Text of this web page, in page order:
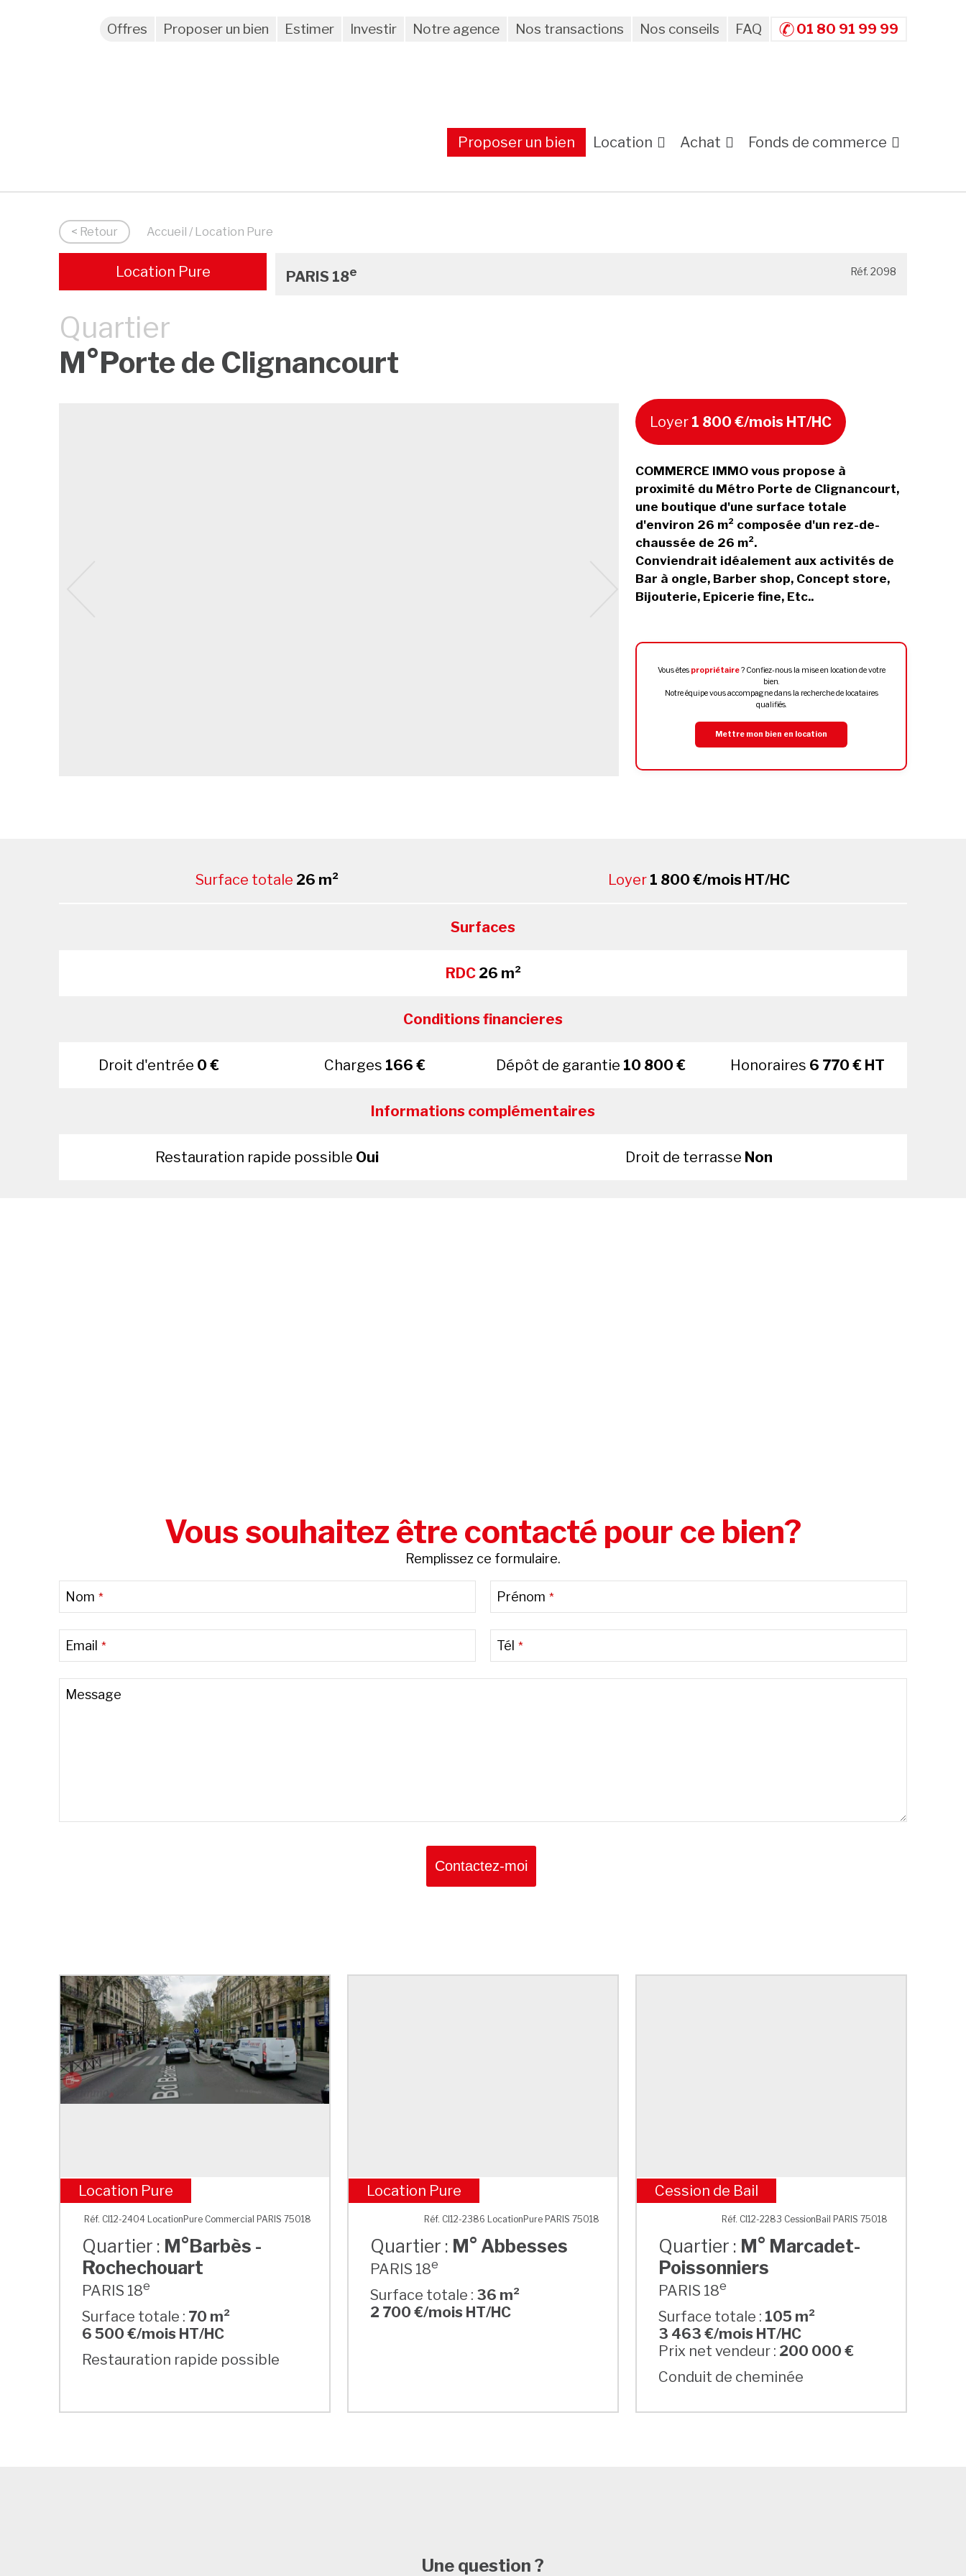
Offres Proposer un bien Estimer Investir Notre agence Nos transactions Nos conseils FAQ 01 80 91 99 99
Proposer un bien Location Achat Fonds de commerce
< Retour Accueil / Location Pure
Location Pure PARIS 18e Réf. 2098
Quartier
M°Porte de Clignancourt
Loyer 1 800 €/mois HT/HC
COMMERCE IMMO vous propose à
proximité du Métro Porte de Clignancourt,
une boutique d'une surface totale
d'environ 26 m² composée d'un rez-de-
chaussée de 26 m².
Conviendrait idéalement aux activités de
Bar à ongle, Barber shop, Concept store,
Bijouterie, Epicerie fine, Etc..
Vous êtes propriétaire? Confiez-nous la mise en location de votre
bien.
Notre équipe vous accompagne dans la recherche de locataires
qualifiés.
Mettre mon bien en location
Surface totale 26 m² Loyer 1 800 €/mois HT/HC
Surfaces
RDC 26 m²
Conditions financieres
Droit d'entrée 0 € Charges 166 € Dépôt de garantie 10 800 € Honoraires 6 770 € HT
Informations complémentaires
Restauration rapide possible Oui Droit de terrasse Non
Vous souhaitez être contacté pour ce bien?
Remplissez ce formulaire.
Nom * Prénom *
Email * Tél *
Message
Contactez-moi
M°Barbès - Rochechouart
Location Pure
Réf. CI12-2404 LocationPure Commercial PARIS 75018
Quartier : M°Barbès -
Rochechouart
PARIS 18e
Surface totale : 70 m²
6 500 €/mois HT/HC
Restauration rapide possible
M° Abbesses
Location Pure
Réf. CI12-2386 LocationPure PARIS 75018
Quartier : M° Abbesses
PARIS 18e
Surface totale : 36 m²
2 700 €/mois HT/HC
M° Marcadet-Poissonniers
Cession de Bail
Réf. CI12-2283 CessionBail PARIS 75018
Quartier : M° Marcadet-
Poissonniers
PARIS 18e
Surface totale : 105 m²
3 463 €/mois HT/HC
Prix net vendeur : 200 000 €
Conduit de cheminée
Une question ?